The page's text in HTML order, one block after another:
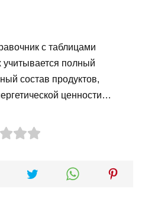
с таблицами
учитывается полный
состав продуктов,
ценности…